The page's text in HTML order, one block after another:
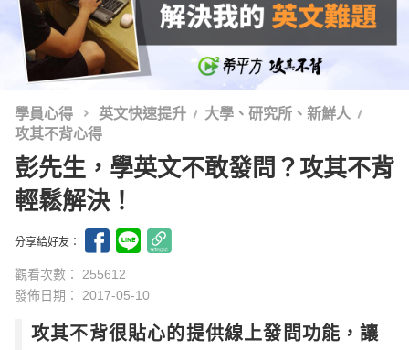
學員心得 英文快速提升
大學、研究所、新鮮人
攻其不背心得
彭先生，學英文不敢發問？攻其不背
輕鬆解決！
分享給好友：
觀看次數： 255612
發佈日期： 2017-05-10
攻其不背很貼心的提供線上發問功能，讓